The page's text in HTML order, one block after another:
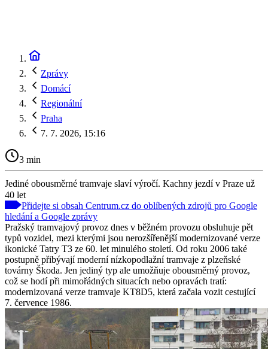
Zprávy
Domácí
Regionální
Praha
7. 7. 2026, 15:16
3 min
Jediné obousměrné tramvaje slaví výročí. Kachny jezdí v Praze už
40 let
Přidejte si obsah Centrum.cz do oblíbených zdrojů pro Google
hledání a Google zprávy
Pražský tramvajový provoz dnes v běžném provozu obsluhuje pět
typů vozidel, mezi kterými jsou nerozšířenější modernizované verze
ikonické Tatry T3 ze 60. let minulého století. Od roku 2006 také
postupně přibývají moderní nízkopodlažní tramvaje z plzeňské
továrny Škoda. Jen jediný typ ale umožňuje obousměrný provoz,
což se hodí při mimořádných situacích nebo opravách tratí:
modernizovaná verze tramvaje KT8D5, která začala vozit cestující
7. července 1986.